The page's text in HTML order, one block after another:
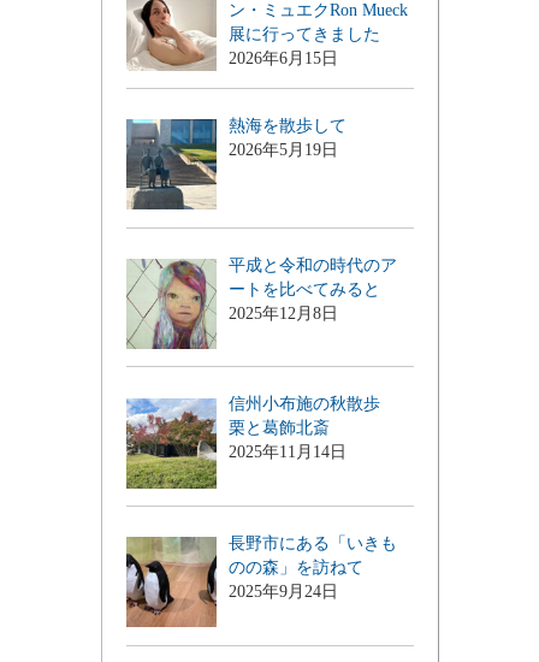
ン・ミュエクRon Mueck
展に行ってきました
2026年6月15日
熱海を散歩して
2026年5月19日
平成と令和の時代のア
ートを比べてみると
2025年12月8日
信州小布施の秋散歩
栗と葛飾北斎
2025年11月14日
長野市にある「いきも
のの森」を訪ねて
2025年9月24日